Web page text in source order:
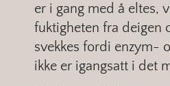
er i gang med å eltes,
fuktigheten fra deigen
svekkes fordi enzym-
ikke er igangsatt i det